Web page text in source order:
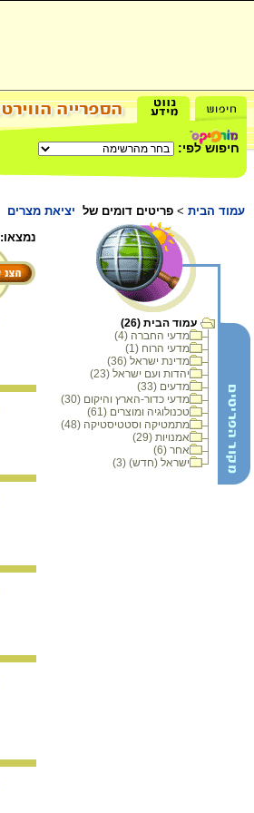
חיפוש לפי:
עמוד הבית > פריטים דומים של יציאת מצרים
עמוד הבית (26)
מדעי החברה (4)
מדעי הרוח (1)
מדינת ישראל (36)
יהדות ועם ישראל (23)
מדעים (33)
מדעי כדור-הארץ והיקום (30)
טכנולוגיה ומוצרים (61)
מתמטיקה וסטטיסטיקה (48)
אמנויות (29)
אחר (6)
ישראל (חדש) (3)
נמצאו: